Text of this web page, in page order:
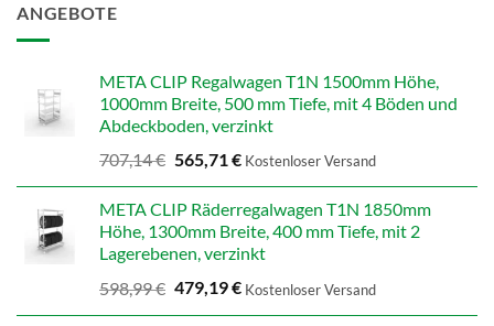
ANGEBOTE
META CLIP Regalwagen T1N 1500mm Höhe,
1000mm Breite, 500 mm Tiefe, mit 4 Böden und
Abdeckboden, verzinkt
707,14€ Ursprünglicher
Preis
707,14 €
565,71€Aktueller
565,71 €.
Kostenloser Versand
META CLIP Räderregalwagen T1N 1850mm
Höhe, 1300mm Breite, 400 mm Tiefe, mit 2
Lagerebenen, verzinkt
598,99€ Ursprünglicher
479,19€Aktueller
Kostenloser Versand